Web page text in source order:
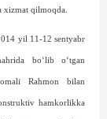
qilmoqda.
yil 11-12 sentyabr
bo‘lib o‘tgan
Rahmon bilan
hamkorlikka